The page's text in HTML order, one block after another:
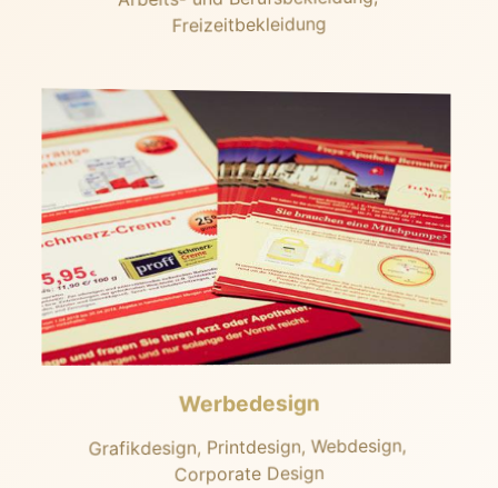
Freizeitbekleidung
Werbedesign
Grafikdesign, Printdesign, Webdesign,
Corporate Design